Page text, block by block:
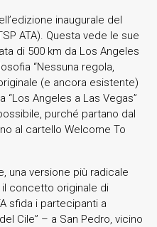
inaugurale del
ATA). Questa vede le sue
di 500 km da Los Angeles
“Nessuna regola,
(e ancora esistente)
“Los Angeles a Las Vegas”
purché partano dal
al cartello Welcome To
una versione più radicale
concetto originale di
sfida i partecipanti a
Cile” – a San Pedro, vicino